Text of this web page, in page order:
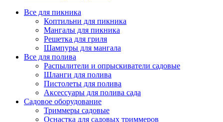
Все для пикника
Коптильни для пикника
Мангалы для пикника
Решетка для гриля
Шампуры для мангала
Все для полива
Распылители и опрыскиватели садовые
Шланги для полива
Пистолеты для полива
Аксессуары для полива сада
Садовое оборудование
Триммеры садовые
Оснастка для садовых триммеров